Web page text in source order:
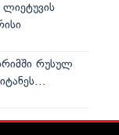
ლიეტუვის
რუსულ